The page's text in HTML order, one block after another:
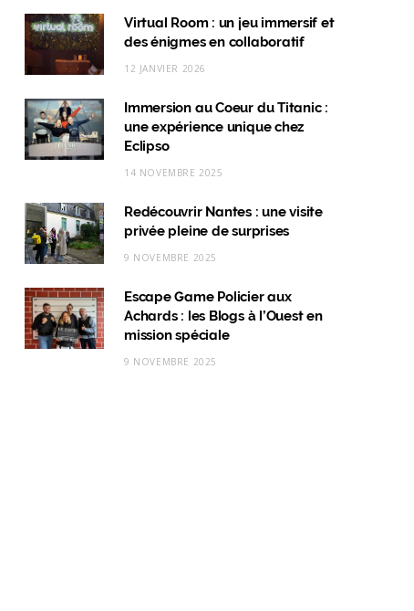
c
e
o
o
k
s
t
g
r
a
n
k
d
n
k
T
k
Virtual Room : un jeu immersif et
des énigmes en collaboratif
12 JANVIER 2026
Immersion au Coeur du Titanic :
une expérience unique chez
Eclipso
14 NOVEMBRE 2025
Redécouvrir Nantes : une visite
privée pleine de surprises
9 NOVEMBRE 2025
Escape Game Policier aux
Achards : les Blogs à l’Ouest en
mission spéciale
9 NOVEMBRE 2025